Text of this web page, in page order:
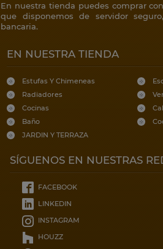
En nuestra tienda puedes comprar
que disponemos de servidor
bancaria.
EN NUESTRA TIENDA
Estufas Y Chimeneas
Radiadores
Cocinas
Baño
JARDIN Y TERRAZA
SÍGUENOS EN NUESTRAS
FACEBOOK
LINKEDIN
INSTAGRAM
HOUZZ